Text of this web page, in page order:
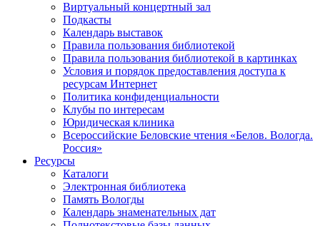
Виртуальный концертный зал
Подкасты
Календарь выставок
Правила пользования библиотекой
Правила пользования библиотекой в картинках
Условия и порядок предоставления доступа к
ресурсам Интернет
Политика конфиденциальности
Клубы по интересам
Юридическая клиника
Всероссийские Беловские чтения «Белов. Вологда.
Россия»
Ресурсы
Каталоги
Электронная библиотека
Память Вологды
Календарь знаменательных дат